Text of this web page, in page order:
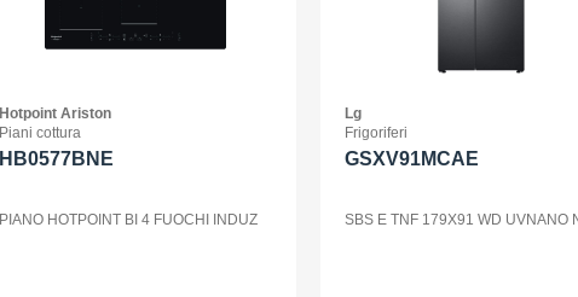
Hotpoint Ariston
Piani cottura
HB0577BNE
PIANO HOTPOINT BI 4 FUOCHI INDUZ
Lg
Frigoriferi
GSXV91MCAE
SBS E TNF 179X91 WD UVNANO